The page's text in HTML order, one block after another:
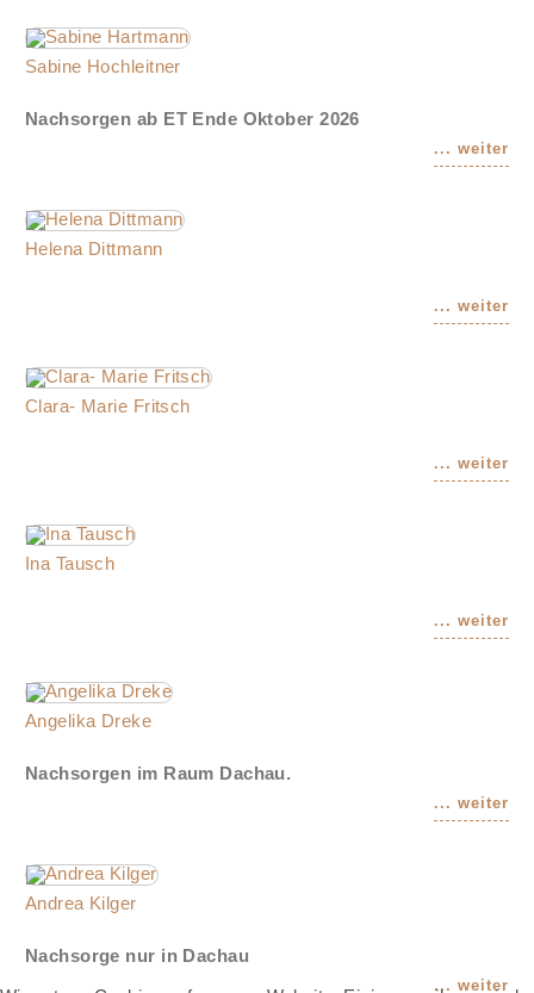
Sabine Hochleitner
Nachsorgen ab ET Ende Oktober 2026
Helena Dittmann
Clara- Marie Fritsch
Ina Tausch
Angelika Dreke
Nachsorgen im Raum Dachau.
Andrea Kilger
Nachsorge nur in Dachau